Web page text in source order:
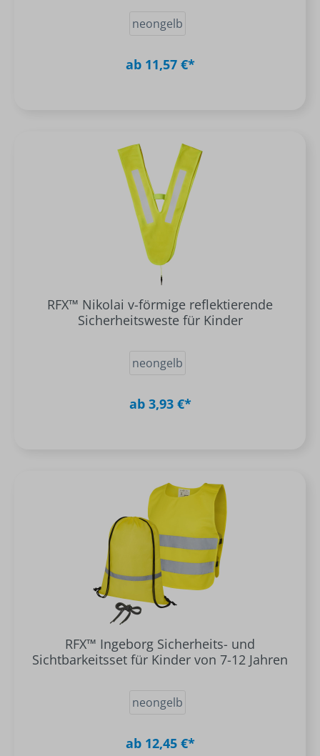
neongelb
ab 11,57 €*
RFX™ Nikolai v-förmige reflektierende
Sicherheitsweste für Kinder
neongelb
ab 3,93 €*
RFX™ Ingeborg Sicherheits- und
Sichtbarkeitsset für Kinder von 7-12 Jahren
neongelb
ab 12,45 €*